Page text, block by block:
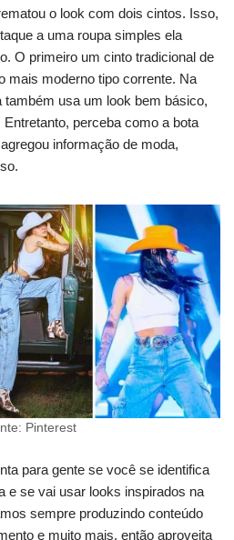
o look com dois cintos. Isso,
a uma roupa simples ela
O primeiro um cinto tradicional de
mais moderno tipo corrente. Na
usa um look bem básico,
perceba como a bota
informação de moda,
Pinterest
para gente se você se identifica
e se vai usar looks inspirados na
sempre produzindo conteúdo
e muito mais, então aproveita